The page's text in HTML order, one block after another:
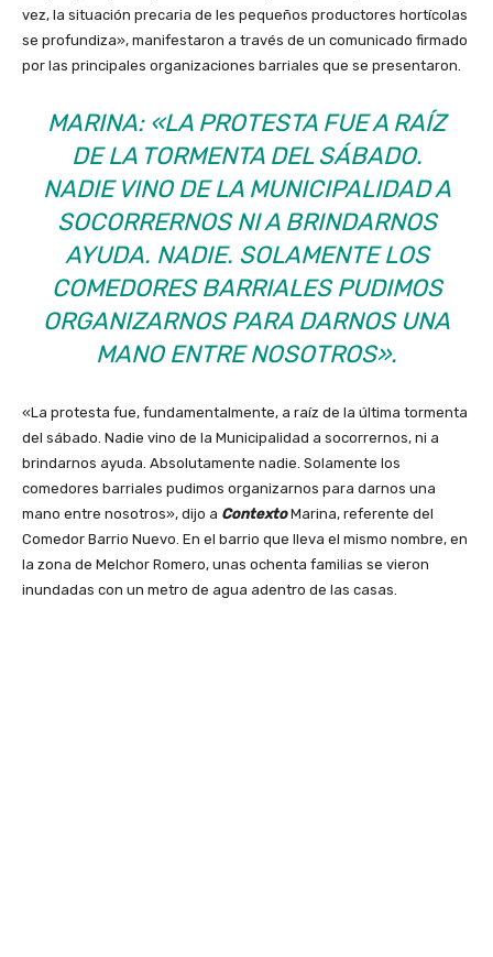
vez, la situación precaria de les pequeños productores hortícolas
se profundiza», manifestaron a través de un comunicado firmado
por las principales organizaciones barriales que se presentaron.
MARINA: «LA PROTESTA FUE A RAÍZ
DE LA TORMENTA DEL SÁBADO.
NADIE VINO DE LA MUNICIPALIDAD A
SOCORRERNOS NI A BRINDARNOS
AYUDA. NADIE. SOLAMENTE LOS
COMEDORES BARRIALES PUDIMOS
ORGANIZARNOS PARA DARNOS UNA
MANO ENTRE NOSOTROS».
«La protesta fue, fundamentalmente, a raíz de la última tormenta
del sábado. Nadie vino de la Municipalidad a socorrernos, ni a
brindarnos ayuda. Absolutamente nadie. Solamente los
comedores barriales pudimos organizarnos para darnos una
mano entre nosotros», dijo a ContextoMarina, referente del
Comedor Barrio Nuevo. En el barrio que lleva el mismo nombre, en
la zona de Melchor Romero, unas ochenta familias se vieron
inundadas con un metro de agua adentro de las casas.